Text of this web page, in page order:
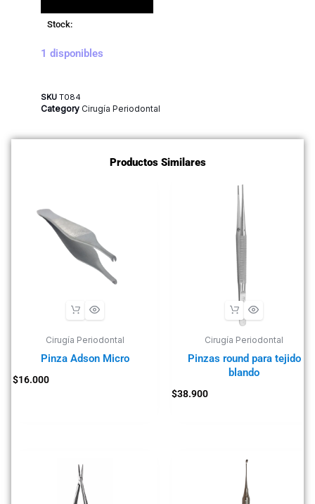
Stock:
1 disponibles
SKU T084
Category Cirugía Periodontal
Productos Similares
Cirugía Periodontal
Pinza Adson Micro
$16.000
Cirugía Periodontal
Pinzas round para tejido
blando
$38.900